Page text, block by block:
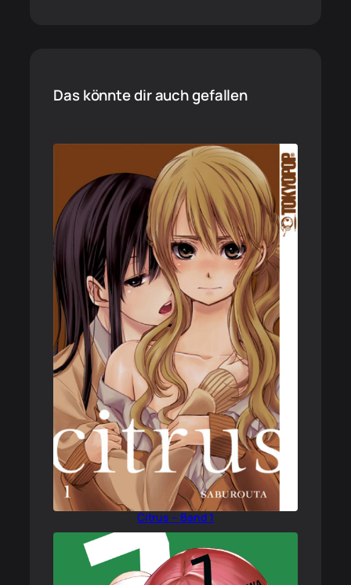
Das könnte dir auch gefallen
Citrus – Band 1